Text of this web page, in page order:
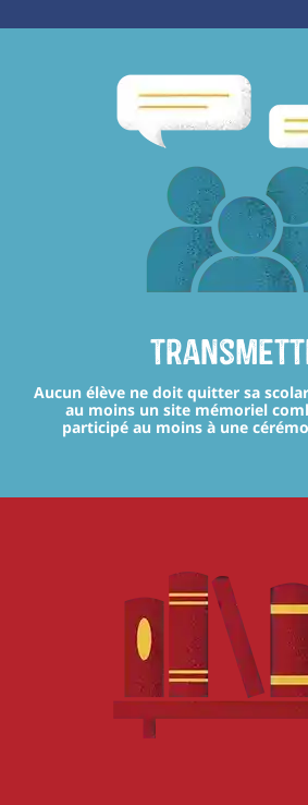
Aucun élève ne doit quitter sa
au moins un site mémoriel
participé au moins à une